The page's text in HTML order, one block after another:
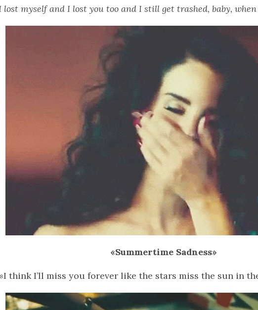
lost myself and I lost you too and I still get trashed, baby,
«Summertime Sadness»
I think I’ll miss you forever like the stars miss the sun in